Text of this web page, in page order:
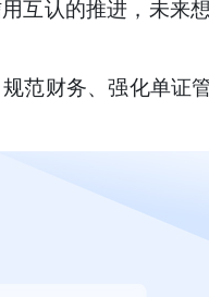
互认的推进，未来
范财务、强化单证